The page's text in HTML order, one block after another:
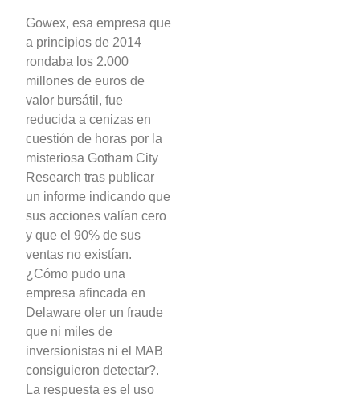
Gowex, esa empresa que
a principios de 2014
rondaba los 2.000
millones de euros de
valor bursátil, fue
reducida a cenizas en
cuestión de horas por la
misteriosa Gotham City
Research tras publicar
un informe indicando que
sus acciones valían cero
y que el 90% de sus
ventas no existían.
¿Cómo pudo una
empresa afincada en
Delaware oler un fraude
que ni miles de
inversionistas ni el MAB
consiguieron detectar?.
La respuesta es el uso